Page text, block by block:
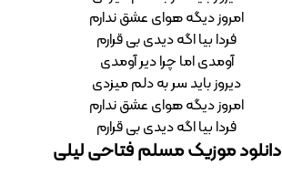
امروز دیگه هوای عشق ندارم
فردا بیا اگه دیدی بی قرارم
آومدی اما چرا دیر آومدی
دیروز باید سر به دلم میزدی
امروز دیگه هوای عشق ندارم
فردا بیا اگه دیدی بی قرارم
دانلود موزیک مسلم فتاحی لیلی